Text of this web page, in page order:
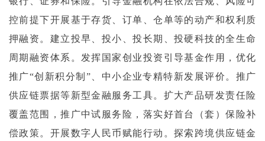
控前提下开展基于存货、订单、仓单等的动产和权利质
押融资。建立投早、投小、投长期、投硬科技的全生命
周期融资体系。发挥国家创业投资引导基金作用，优化
推广“创新积分制”、中小企业专精特新发展评价。推广
供应链票据等新型金融服务工具。扩大产品研发责任险
覆盖范围，推广中试服务险，落实好首台（套）保险补
偿政策。开展数字人民币赋能行动。探索跨境供应链金